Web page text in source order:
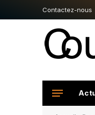
Contactez-nous